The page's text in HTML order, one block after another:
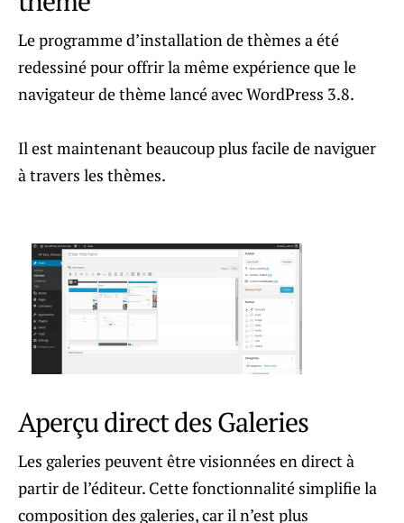
Le programme d’installation de thèmes a été
redessiné pour offrir la même expérience que le
navigateur de thème lancé avec WordPress 3.8.
Il est maintenant beaucoup plus facile de naviguer
à travers les thèmes.
Aperçu direct des Galeries
Les galeries peuvent être visionnées en direct à
partir de l’éditeur. Cette fonctionnalité simplifie la
composition des galeries, car il n’est plus